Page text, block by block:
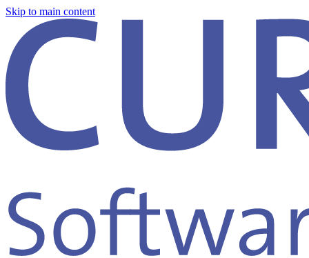
Skip to main content